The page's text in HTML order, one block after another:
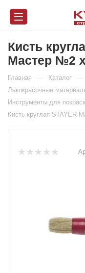
Кисть
Мастер №2
Главная — Каталог —
Лакокрасочные
Инструменты для
Кисть круглая STAYER